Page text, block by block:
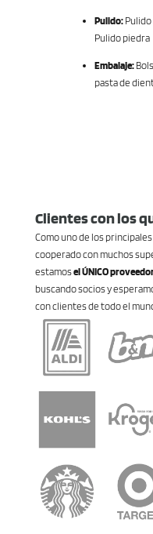
Pulido:
Pulido piedra
Embalaje:
pasta de
Clientes con los
Como uno de los
cooperado con muchos
estamosel ÚNICO
buscando socios y
con clientes de todo el